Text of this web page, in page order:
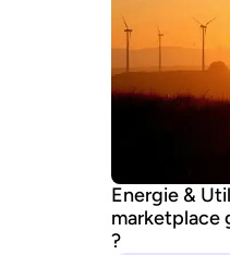
Energie &
marketplace
?